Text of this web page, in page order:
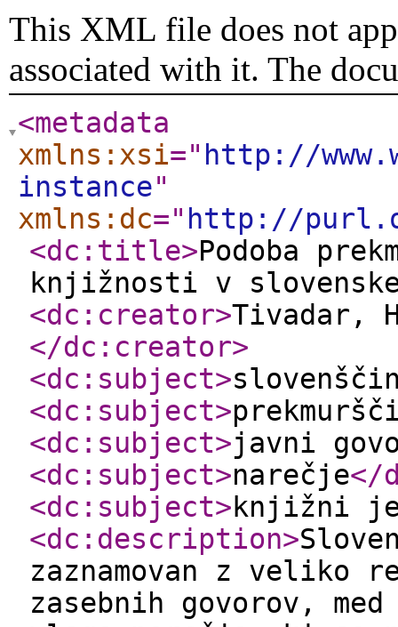
This XML file does not
associated with it. The
<metadata
xmlns:xsi=" http://
instance"
xmlns:dc=" http://
<dc:title>Podoba
knjižnosti v
<dc:creator>Tivadar,
</dc:creator>
<dc:subject>
<dc:subject>
<dc:subject>javni
<dc:subject>narečje</
<dc:subject>knjižni
<dc:description>
zaznamovan z veliko
zasebnih govorov,